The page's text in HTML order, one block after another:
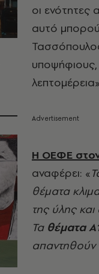
οι ενότητες
αυτό
Η ΟΕΦΕ στον
αναφέρει: «
θέματα
της ύλης
Ταθέματα